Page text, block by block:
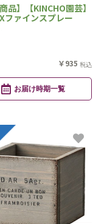
品】【KINCHO園芸】
ファインスプレー
￥935 税込
お届け時期一覧